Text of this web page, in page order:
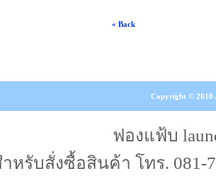
« Back
Copyright © 2010
ฟองแฟ้บ
หรับสั่งซื้อสินค้า โทร. 081-